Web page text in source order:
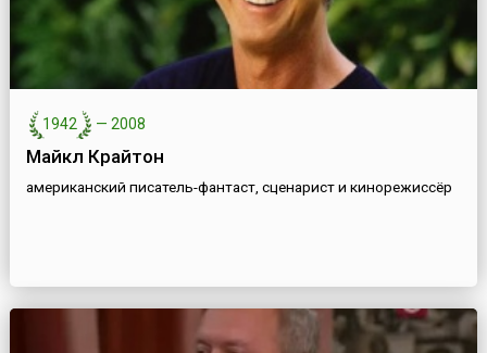
1942 — 2008
Майкл Крайтон
американский писатель-фантаст, сценарист и кинорежиссёр